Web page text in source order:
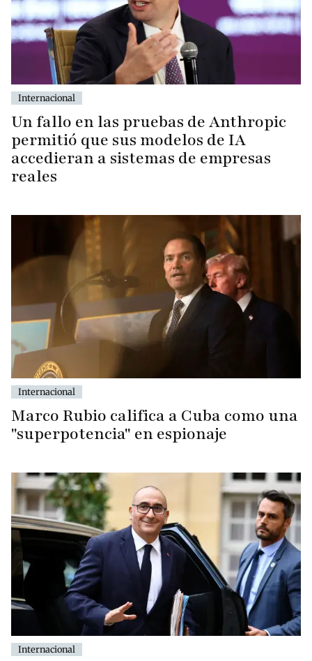
Internacional
Un fallo en las pruebas de Anthropic
permitió que sus modelos de IA
accedieran a sistemas de empresas
reales
Internacional
Marco Rubio califica a Cuba como una
"superpotencia" en espionaje
Internacional